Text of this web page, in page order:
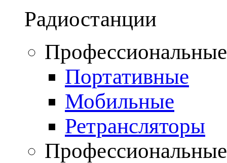
Радиостанции
Портативные
Мобильные
Ретрансляторы